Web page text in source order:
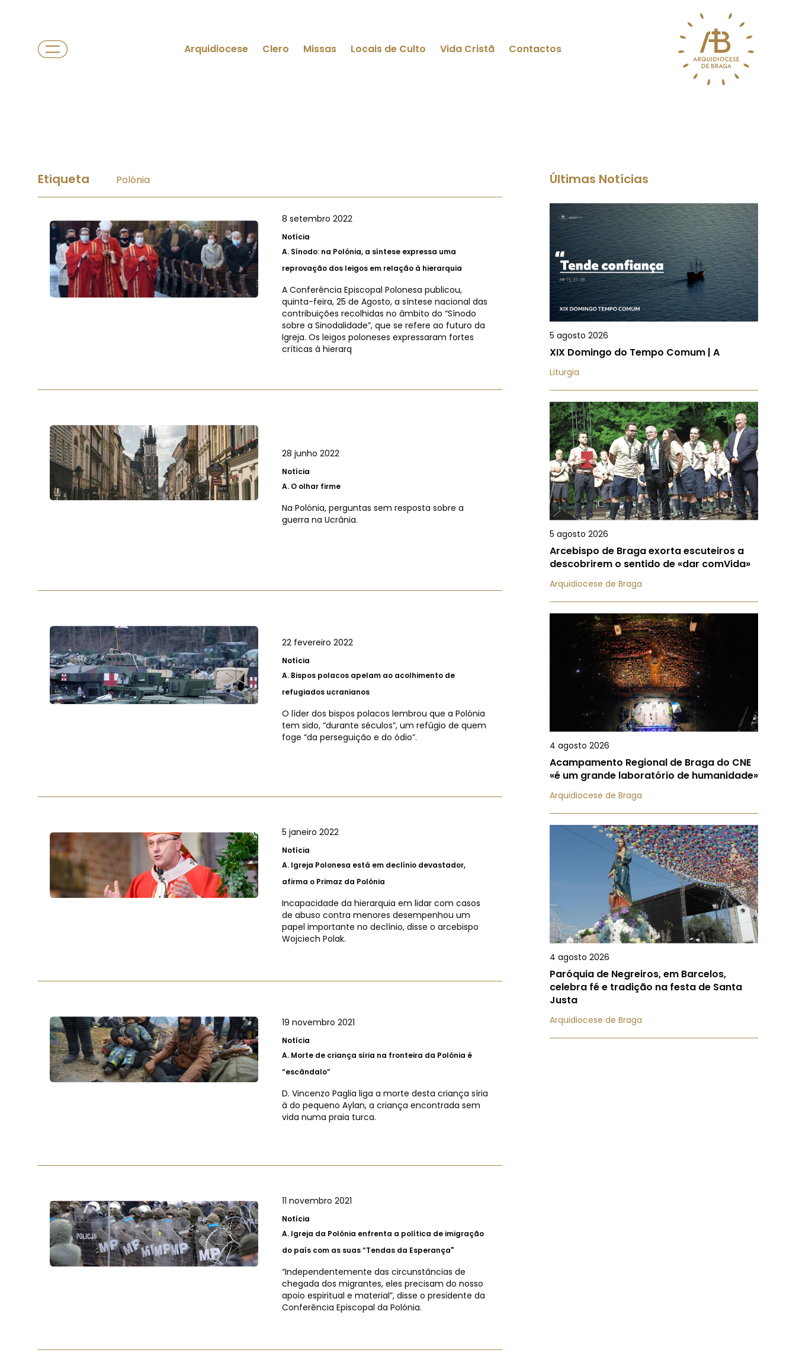
Arquidiocese Clero Missas Locais de Culto Vida Cristã Contactos
Etiqueta Polónia
8 setembro 2022
Notícia
A. Sínodo: na Polónia, a síntese expressa uma
reprovação dos leigos em relação à hierarquia
A Conferência Episcopal Polonesa publicou,
quinta-feira, 25 de Agosto, a síntese nacional das
contribuições recolhidas no âmbito do “Sínodo
sobre a Sinodalidade”, que se refere ao futuro da
Igreja. Os leigos poloneses expressaram fortes
críticas à hierarq
28 junho 2022
Notícia
A. O olhar firme
Na Polónia, perguntas sem resposta sobre a
guerra na Ucrânia.
22 fevereiro 2022
Notícia
A. Bispos polacos apelam ao acolhimento de
refugiados ucranianos
O líder dos bispos polacos lembrou que a Polónia
tem sido, “durante séculos”, um refúgio de quem
foge “da perseguição e do ódio”.
5 janeiro 2022
Notícia
A. Igreja Polonesa está em declínio devastador,
afirma o Primaz da Polónia
Incapacidade da hierarquia em lidar com casos
de abuso contra menores desempenhou um
papel importante no declínio, disse o arcebispo
Wojciech Polak.
19 novembro 2021
Notícia
A. Morte de criança síria na fronteira da Polónia é
“escândalo”
D. Vincenzo Paglia liga a morte desta criança síria
à do pequeno Aylan, a criança encontrada sem
vida numa praia turca.
11 novembro 2021
Notícia
A. Igreja da Polónia enfrenta a política de imigração
do país com as suas “Tendas da Esperança"
“Independentemente das circunstâncias de
chegada dos migrantes, eles precisam do nosso
apoio espiritual e material”, disse o presidente da
Conferência Episcopal da Polónia.
Últimas Notícias
5 agosto 2026
XIX Domingo do Tempo Comum | A
Liturgia
5 agosto 2026
Arcebispo de Braga exorta escuteiros a
descobrirem o sentido de «dar comVida»
Arquidiocese de Braga
4 agosto 2026
Acampamento Regional de Braga do CNE
«é um grande laboratório de humanidade»
Arquidiocese de Braga
4 agosto 2026
Paróquia de Negreiros, em Barcelos,
celebra fé e tradição na festa de Santa
Justa
Arquidiocese de Braga